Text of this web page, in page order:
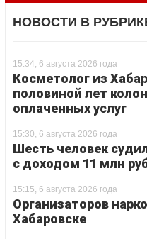
НОВОСТИ В
15:34, 6 августа 2026 года
Косметолог из
половиной лет
оплаченных услуг
15:30, 6 августа 2026 года
Шесть человек
с доходом 11 млн
15:15, 6 августа 2026 года
Организаторов
Хабаровске